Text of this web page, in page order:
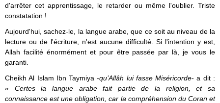
d'arrêter cet apprentissage, le retarder ou même l'oublier. Triste
constatation !
Aujourd'hui, sachez-le, la langue arabe, que ce soit au niveau de la
lecture ou de l'écriture, n'est aucune difficulté. Si l'intention y est,
Allah facilité énormément et pour être passée par là, je vous le
garanti.
Cheikh Al Islam Ibn Taymiya -qu’Allâh lui fasse Miséricorde- a dit :
« Certes la langue arabe fait partie de la religion, et sa
connaissance est une obligation, car la compréhension du Coran et